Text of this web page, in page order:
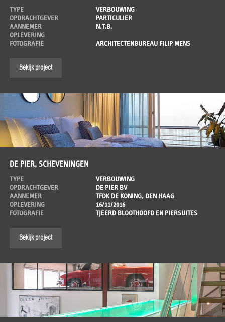
TYPE
VERBOUWING
OPDRACHTGEVER
PARTICULIER
AANNEMER
N.T.B.
OPLEVERING
FOTOGRAFIE
ARCHITECTENBUREAU FILIP MENS
Bekijk project
DE PIER, SCHEVENINGEN
TYPE
VERBOUWING
OPDRACHTGEVER
DE PIER BV
AANNEMER
TFDK DE KONING, DEN HAAG
OPLEVERING
16/11/2016
FOTOGRAFIE
TJEERD BLOOTHOOFD EN PIERSUITES
Bekijk project